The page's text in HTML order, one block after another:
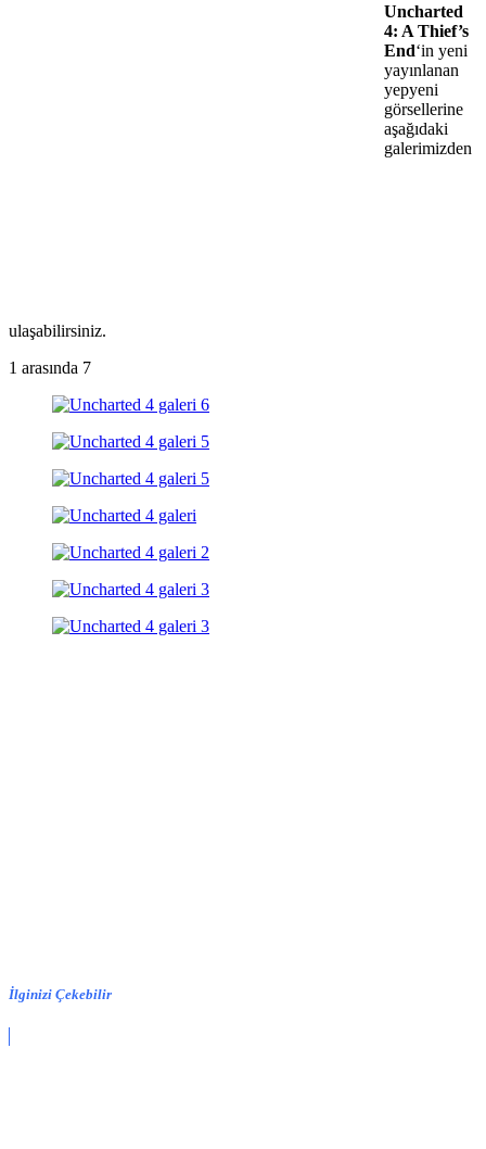
Uncharted
4: A Thief’s
End‘in yeni
yayınlanan
yepyeni
görsellerine
aşağıdaki
galerimizden
ulaşabilirsiniz.
1 arasında 7
İlginizi Çekebilir